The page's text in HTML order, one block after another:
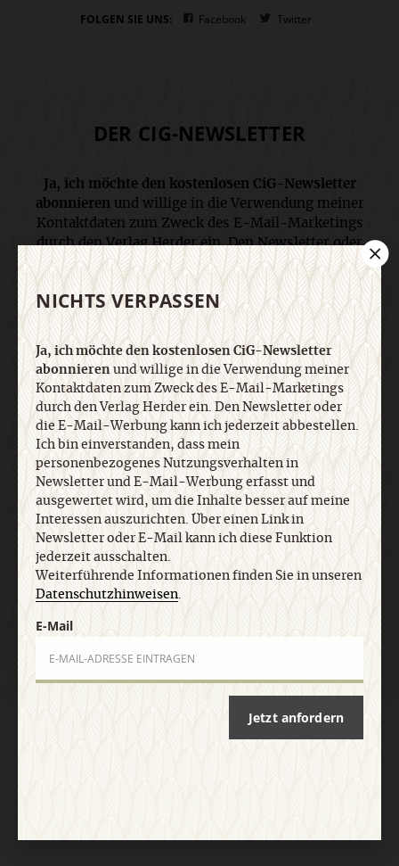
FOLGEN SIE UNS: Facebook Twitter
DER CIG-NEWSLETTER
Ja, ich möchte den kostenlosen CiG-Newsletter
abonnieren und willige in die Verwendung meiner
Kontaktdaten zum Zweck des E-Mail-Marketings
durch den Verlag Herder ein. Den Newsletter oder
die E-Mail-Werbung kann ich jederzeit abbestellen.
Ich bin einverstanden, dass mein
personenbezogenes Nutzungsverhalten in
Newsletter und E-Mail-Werbung erfasst und
ausgewertet wird, um die Inhalte besser auf meine
Interessen auszurichten. Über einen Link in
Newsletter oder E-Mail kann ich diese Funktion
jederzeit ausschalten. Weiterführende
Informationen finden Sie in unseren
Datenschutzhinweisen
E-Mail
NICHTS VERPASSEN
Ja, ich möchte den kostenlosen CiG-Newsletter
abonnierenund willige in die Verwendung meiner
Kontaktdaten zum Zweck des E-Mail-Marketings
durch den Verlag Herder ein. Den Newsletter oder
die E-Mail-Werbung kann ich jederzeit abbestellen.
Ich bin einverstanden, dass mein
personenbezogenes Nutzungsverhalten in
Newsletter und E-Mail-Werbung erfasst und
ausgewertet wird, um die Inhalte besser auf meine
Interessen auszurichten. Über einen Link in
Newsletter oder E-Mail kann ich diese Funktion
jederzeit ausschalten.
Weiterführende Informationen finden Sie in unseren
Datenschutzhinweisen.
E-Mail
Jetzt anfordern